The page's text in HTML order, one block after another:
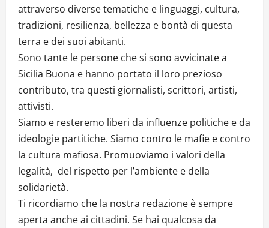
attraverso diverse tematiche e linguaggi, cultura,
tradizioni, resilienza, bellezza e bontà di questa
terra e dei suoi abitanti.
Sono tante le persone che si sono avvicinate a
Sicilia Buona e hanno portato il loro prezioso
contributo, tra questi giornalisti, scrittori, artisti,
attivisti.
Siamo e resteremo liberi da influenze politiche e da
ideologie partitiche. Siamo contro le mafie e contro
la cultura mafiosa. Promuoviamo i valori della
legalità, del rispetto per l’ambiente e della
solidarietà.
Ti ricordiamo che la nostra redazione è sempre
aperta anche ai cittadini. Se hai qualcosa da